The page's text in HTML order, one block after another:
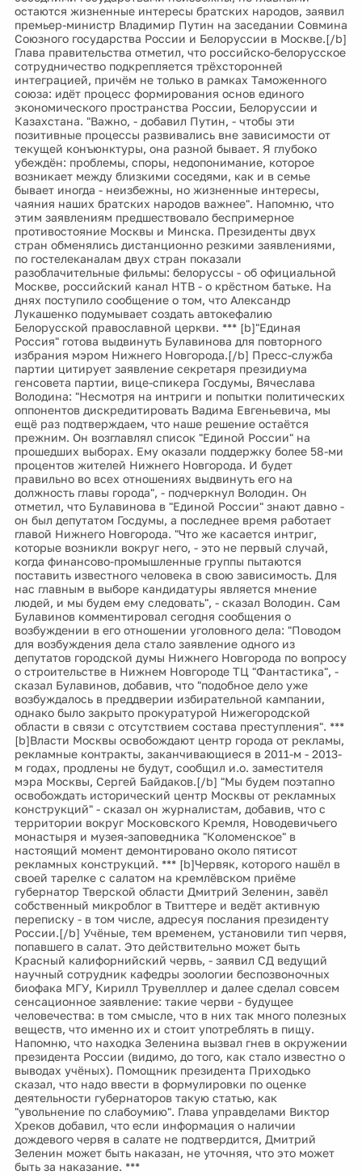
остаются жизненные интересы братских народов, заявил
премьер-министр Владимир Путин на заседании Совмина
Союзного государства России и Белоруссии в Москве.[/b]
Глава правительства отметил, что российско-белорусское
сотрудничество подкрепляется трёхсторонней
интеграцией, причём не только в рамках Таможенного
союза: идёт процесс формирования основ единого
экономического пространства России, Белоруссии и
Казахстана. "Важно, - добавил Путин, - чтобы эти
позитивные процессы развивались вне зависимости от
текущей конъюнктуры, она разной бывает. Я глубоко
убеждён: проблемы, споры, недопонимание, которое
возникает между близкими соседями, как и в семье
бывает иногда - неизбежны, но жизненные интересы,
чаяния наших братских народов важнее". Напомню, что
этим заявлениям предшествовало беспримерное
противостояние Москвы и Минска. Президенты двух
стран обменялись дистанционно резкими заявлениями,
по гостелеканалам двух стран показали
разоблачительные фильмы: белоруссы - об официальной
Москве, российский канал НТВ - о крёстном батьке. На
днях поступило сообщение о том, что Александр
Лукашенко подумывает создать автокефалию
Белорусской православной церкви. *** [b]"Единая
Россия" готова выдвинуть Булавинова для повторного
избрания мэром Нижнего Новгорода.[/b] Пресс-служба
партии цитирует заявление секретаря президиума
генсовета партии, вице-спикера Госдумы, Вячеслава
Володина: "Несмотря на интриги и попытки политических
оппонентов дискредитировать Вадима Евгеньевича, мы
ещё раз подтверждаем, что наше решение остаётся
прежним. Он возглавлял список "Единой России" на
прошедших выборах. Ему оказали поддержку более 58-ми
процентов жителей Нижнего Новгорода. И будет
правильно во всех отношениях выдвинуть его на
должность главы города", - подчеркнул Володин. Он
отметил, что Булавинова в "Единой России" знают давно -
он был депутатом Госдумы, а последнее время работает
главой Нижнего Новгорода. "Что же касается интриг,
которые возникли вокруг него, - это не первый случай,
когда финансово-промышленные группы пытаются
поставить известного человека в свою зависимость. Для
нас главным в выборе кандидатуры является мнение
людей, и мы будем ему следовать", - сказал Володин. Сам
Булавинов комментировал сегодня сообщения о
возбуждении в его отношении уголовного дела: "Поводом
для возбуждения дела стало заявление одного из
депутатов городской думы Нижнего Новгорода по вопросу
о строительстве в Нижнем Новгороде ТЦ "Фантастика", -
сказал Булавинов, добавив, что "подобное дело уже
возбуждалось в преддверии избирательной кампании,
однако было закрыто прокуратурой Нижегородской
области в связи с отсутствием состава преступления". ***
[b]Власти Москвы освобождают центр города от рекламы,
рекламные контракты, заканчивающиеся в 2011-м - 2013-
м годах, продлены не будут, сообщил и.о. заместителя
мэра Москвы, Сергей Байдаков.[/b] "Мы будем поэтапно
освобождать исторический центр Москвы от рекламных
конструкций" - сказал он журналистам, добавив, что с
территории вокруг Московского Кремля, Новодевичьего
монастыря и музея-заповедника "Коломенское" в
настоящий момент демонтировано около пятисот
рекламных конструкций. *** [b]Червяк, которого нашёл в
своей тарелке с салатом на кремлёвском приёме
губернатор Тверской области Дмитрий Зеленин, завёл
собственный микроблог в Твиттере и ведёт активную
переписку - в том числе, адресуя послания президенту
России.[/b] Учёные, тем временем, установили тип червя,
попавшего в салат. Это действительно может быть
Красный калифорнийский червь, - заявил СД ведущий
научный сотрудник кафедры зоологии беспозвоночных
биофака МГУ, Кирилл Трувелллер и далее сделал совсем
сенсационное заявление: такие черви - будущее
человечества: в том смысле, что в них так много полезных
веществ, что именно их и стоит употреблять в пищу.
Напомню, что находка Зеленина вызвал гнев в окружении
президента России (видимо, до того, как стало известно о
выводах учёных). Помощник президента Приходько
сказал, что надо ввести в формулировки по оценке
деятельности губернаторов такую статью, как
"увольнение по слабоумию". Глава управделами Виктор
Хреков добавил, что если информация о наличии
дождевого червя в салате не подтвердится, Дмитрий
Зеленин может быть наказан, не уточняя, что это может
быть за наказание. ***